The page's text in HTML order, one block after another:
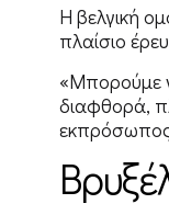
Η βελγική
πλαίσιο
«Μπορούμε
διαφθορά,
εκπρόσωπος